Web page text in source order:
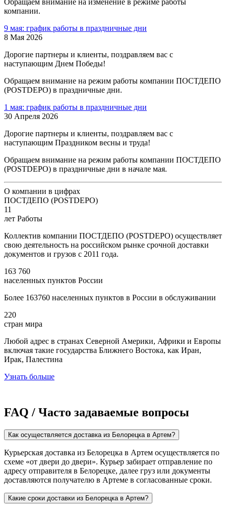
Обращаем внимание на изменение в режиме работы
компании.
9 мая: график работы в праздничные дни
8 Мая 2026
Дорогие партнеры и клиенты, поздравляем вас с
наступающим Днем Победы!
Обращаем внимание на режим работы компании ПОСТДЕПО
(POSTDEPO) в праздничные дни.
1 мая: график работы в праздничные дни
30 Апреля 2026
Дорогие партнеры и клиенты, поздравляем вас с
наступающим Праздником весны и труда!
Обращаем внимание на режим работы компании ПОСТДЕПО
(POSTDEPO) в праздничные дни в начале мая.
О компании в цифрах
ПОСТДЕПО (POSTDEPO)
11
лет Работы
Коллектив компании ПОСТДЕПО (POSTDEPO) осуществляет
свою деятельность на российском рынке срочной доставки
документов и грузов с 2011 года.
163 760
населенных пунктов России
Более 163760 населенных пунктов в России в обслуживании
220
стран мира
Любой адрес в странах Северной Америки, Африки и Европы
включая такие государства Ближнего Востока, как Иран,
Ирак, Палестина
Узнать больше
FAQ / Часто задаваемые вопросы
Как осуществляется доставка из Белорецка в Артем?
Курьерская доставка из Белорецка в Артем осуществляется по
схеме «от двери до двери». Курьер забирает отправление по
адресу отправителя в Белорецке, далее груз или документы
доставляются получателю в Артеме в согласованные сроки.
Какие сроки доставки из Белорецка в Артем?